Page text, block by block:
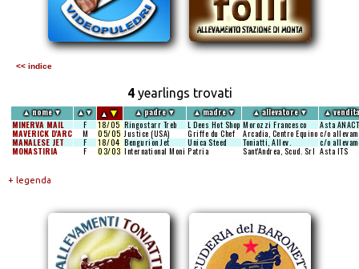
<< indice
4yearlings trovati
▲nome▼ ▲▼ ▲▼ ▲padre▼ ▲madre▼ ▲allevatore▼ ▲
MINERVA MAIL F 18/05 Ringostarr Treb L Dees Hot Shop Morozzi Francesco Asta ANACT
MAVERICK D'ARC M 05/05 Justice (USA) Griffe du Chef Arcadia, Centro Equino c/o
MANALESE JET F 18/04 Bengurion Jet Unica Steed Toniatti, Allev. c/o
MONASTIRIA F 03/03 International Moni Patria Sant'Andrea, Scud. Srl Asta ITS
+ legenda